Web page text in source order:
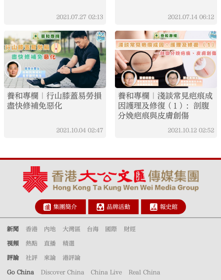
2021.07.27 02:13 2021.07.14 06:12
養和專欄｜行山膝蓋易勞損
盡快修補免惡化
2021.10.04 02:47
養和專欄｜淺談常見疤痕成
因護理及修復（1）：剖腹
分娩疤痕與皮膚創傷
2021.10.12 02:52
集團簡介 品牌活動 報史館
新聞 香港 內地 大灣區 台海 國際 財經
視頻 熱點 直播 精選
評論 社評 來論 港評論
Go China Discover China China Live Real China